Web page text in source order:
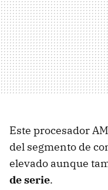
Este procesador
del segmento de
elevado aunque
de serie.